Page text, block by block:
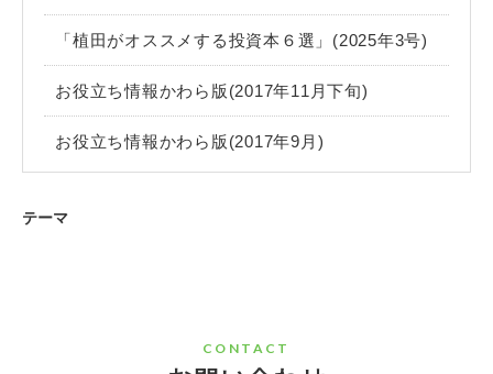
「植田がオススメする投資本６選」(2025年3号)
お役立ち情報かわら版(2017年11月下旬)
お役立ち情報かわら版(2017年9月)
テーマ
CONTACT